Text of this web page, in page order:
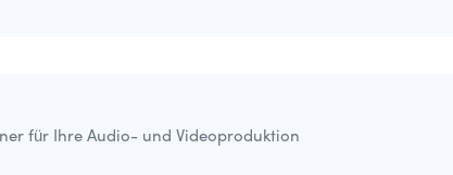
für Ihre Audio- und Videoproduktion